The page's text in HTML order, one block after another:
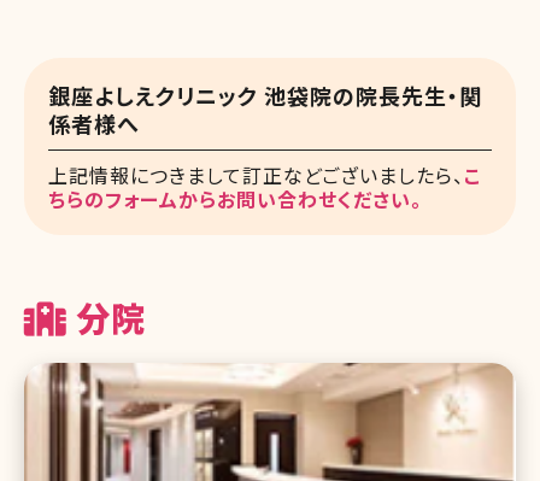
銀座よしえクリニック 池袋院の院長先生・関
係者様へ
上記情報につきまして訂正などございましたら、 こ
ちらのフォームからお問い合わせください。
分院